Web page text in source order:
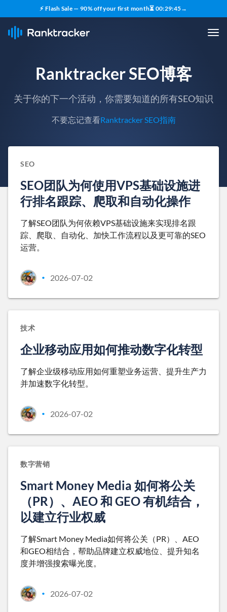
⚡ Flash Sale — 90% off your first month⏳ 00:29:44→
Ranktracker SEO博客
关于你的下一个活动，你需要知道的所有SEO知识
不要忘记查看Ranktracker SEO指南
SEO
SEO团队为何使用VPS基础设施进
行排名跟踪、爬取和自动化操作
了解SEO团队为何依赖VPS基础设施来实现排名跟
踪、爬取、自动化、加快工作流程以及更可靠的SEO
运营。
• 2026-07-02
技术
企业移动应用如何推动数字化转型
了解企业级移动应用如何重塑业务运营、提升生产力
并加速数字化转型。
• 2026-07-02
数字营销
Smart Money Media 如何将公关
（PR）、AEO 和 GEO 有机结合，
以建立行业权威
了解Smart Money Media如何将公关（PR）、AEO
和GEO相结合，帮助品牌建立权威地位、提升知名
度并增强搜索曝光度。
• 2026-07-02